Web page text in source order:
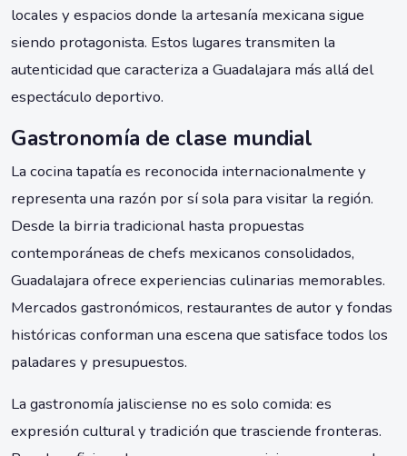
locales y espacios donde la artesanía mexicana sigue
siendo protagonista. Estos lugares transmiten la
autenticidad que caracteriza a Guadalajara más allá del
espectáculo deportivo.
Gastronomía de clase mundial
La cocina tapatía es reconocida internacionalmente y
representa una razón por sí sola para visitar la región.
Desde la birria tradicional hasta propuestas
contemporáneas de chefs mexicanos consolidados,
Guadalajara ofrece experiencias culinarias memorables.
Mercados gastronómicos, restaurantes de autor y fondas
históricas conforman una escena que satisface todos los
paladares y presupuestos.
La gastronomía jalisciense no es solo comida: es
expresión cultural y tradición que trasciende fronteras.